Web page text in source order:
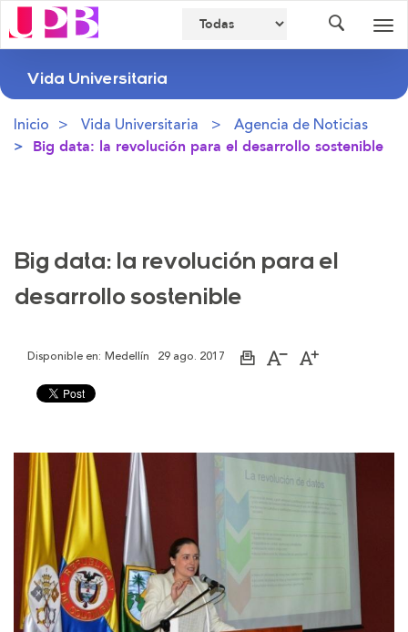
Vida Universitaria
Inicio Vida Universitaria Agencia de Noticias
Big data: la revolución para el desarrollo sostenible
Big data: la revolución para el
desarrollo sostenible
Disponible en: Medellín 29 ago. 2017
ImprimirAumentarDisminuir